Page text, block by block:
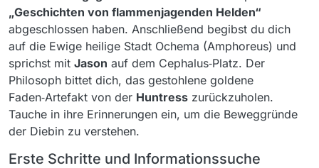
„Geschichten von flammenjagenden Helden“
abgeschlossen haben. Anschließend begibst du dich
auf die Ewige heilige Stadt Ochema (Amphoreus) und
sprichst mit Jason auf dem Cephalus‑Platz. Der
Philosoph bittet dich, das gestohlene goldene
Faden‑Artefakt von der Huntress zurückzuholen.
Tauche in ihre Erinnerungen ein, um die Beweggründe
der Diebin zu verstehen.
Erste Schritte und Informationssuche